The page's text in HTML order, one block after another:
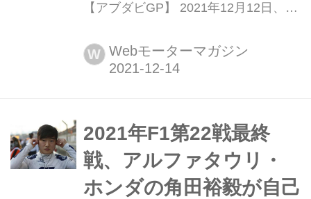
【アブダビGP】 2021年12月12日、
GPでレッドブル・ホンダのマック
ス・フェルスタッペンが優勝し、初の
の声とともに振り返ってみよう。
W Webモーターマガジン
2021年F1第22戦最終
戦、アルファタウリ・
ホンダの角田裕毅が自己